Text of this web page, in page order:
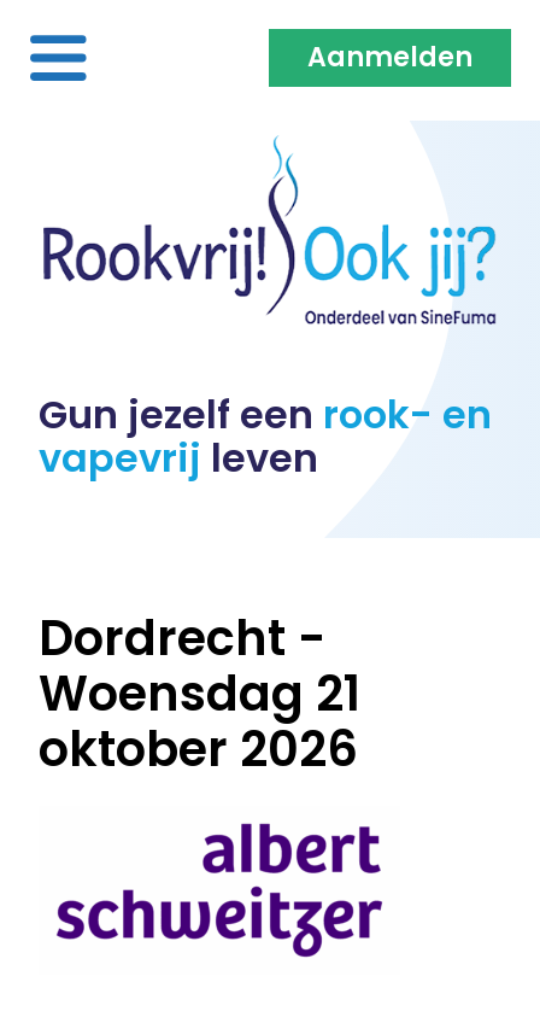
Home
Over ons
Medewerkers & Coaches
Heb je een klacht?
Ons programma
Stoppen met roken
Stoppen met vapen
Coaching in groepsverband
Coaching individueel
Aanmelden
Gun jezelf een rook- en
vapevrij leven
Dordrecht -
Woensdag 21
oktober 2026